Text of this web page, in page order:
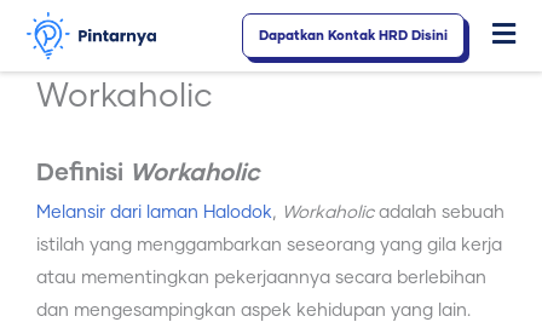
Lewati
konten
Dapatkan Kontak HRD Disini
Workaholic
Definisi Workaholic
Melansir dari laman Halodok, Workaholicadalah sebuah
istilah yang menggambarkan seseorang yang gila kerja
atau mementingkan pekerjaannya secara berlebihan
dan mengesampingkan aspek kehidupan yang lain.